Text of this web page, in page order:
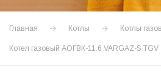
Главная Котлы Котлы
Котел газовый АОГВК-11.6 VARGAZ-S TGV